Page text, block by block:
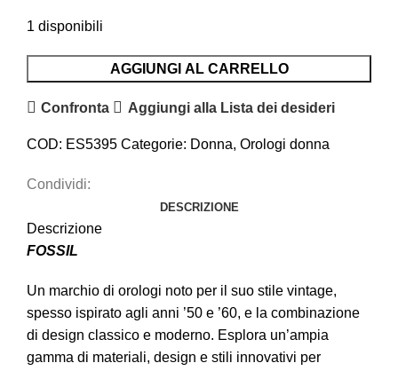
1 disponibili
AGGIUNGI AL CARRELLO
Confronta Aggiungi alla Lista dei desideri
COD: ES5395 Categorie: Donna, Orologi donna
Condividi:
DESCRIZIONE
Descrizione
FOSSIL
Un marchio di orologi noto per il suo stile vintage,
spesso ispirato agli anni ’50 e ’60, e la combinazione
di design classico e moderno. Esplora un’ampia
gamma di materiali, design e stili innovativi per